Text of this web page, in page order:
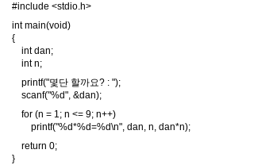
#include <stdio.h>
int main(void)
{
int dan;
int n;
printf("몇단 할까요? : ");
scanf("%d", &dan);
for (n = 1; n <= 9; n++)
printf("%d*%d=%d\n", dan, n, dan*n);
return 0;
}